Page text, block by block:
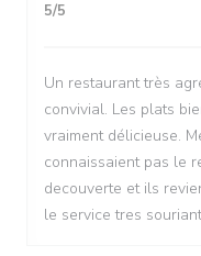
5/5
Un restaurant très
convivial. Les plats
vraiment délicieuse.
connaissaient pas le
decouverte et ils
le service tres